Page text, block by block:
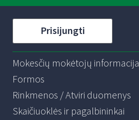
Prisijungti
Mokesčių mokėtojų informacija
Formos
Rinkmenos / Atviri duomenys
Skaičiuoklės ir pagalbininkai